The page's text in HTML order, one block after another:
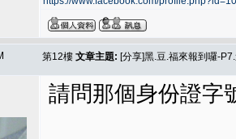
第12樓 文章主題: [分享]黑.豆.福來報到囉-
請問那個身份證字